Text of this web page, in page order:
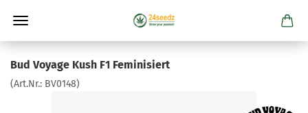
Bud Voyage Kush F1 Feminisiert
(Art.Nr.: BV0148)